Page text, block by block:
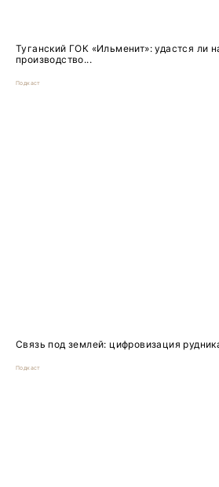
Туганский ГОК «Ильменит»: удастся ли
производство...
Подкаст
Связь под землей: цифровизация
Подкаст